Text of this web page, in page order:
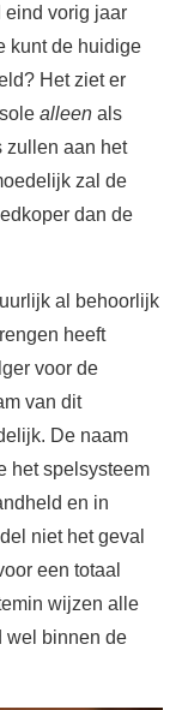
eind vorig jaar
kunt de huidige
Het ziet er
alleen als
zullen aan het
zal de
dan de
al behoorlijk
heeft
voor de
van dit
De naam
het spelsysteem
en in
niet het geval
een totaal
wijzen alle
wel binnen de